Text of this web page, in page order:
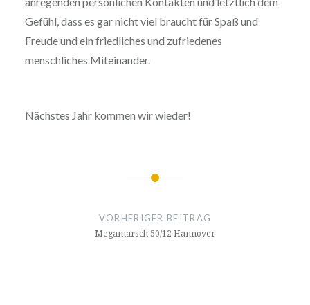
Gefühl, dass es gar nicht viel braucht für Spaß und
Freude und ein friedliches und zufriedenes
menschliches Miteinander.
Nächstes Jahr kommen wir wieder!
Beitragsnavigation
VORHERIGER BEITRAG
Megamarsch 50/12 Hannover